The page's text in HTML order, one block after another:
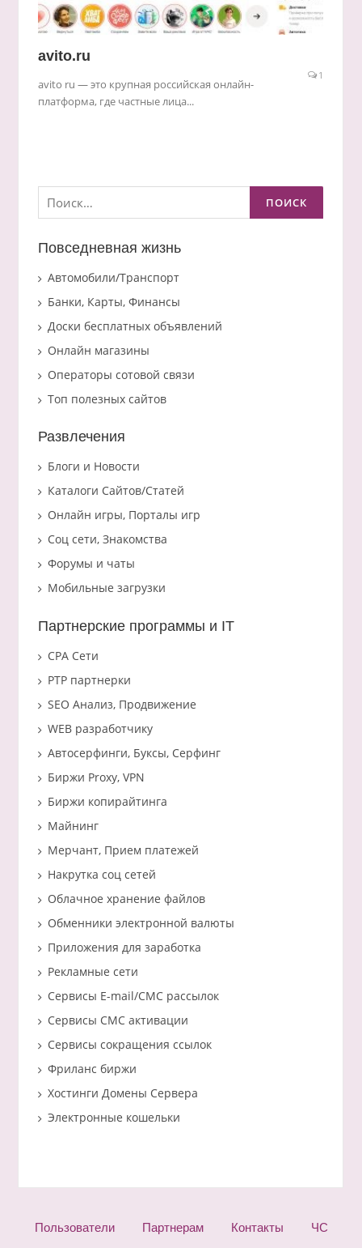
avito.ru
1
avito ru — это крупная российская онлайн-
платформа, где частные лица...
Найти:
Повседневная жизнь
Автомобили/Транспорт
Банки, Карты, Финансы
Доски бесплатных объявлений
Онлайн магазины
Операторы сотовой связи
Топ полезных сайтов
Развлечения
Блоги и Новости
Каталоги Сайтов/Статей
Онлайн игры, Порталы игр
Соц сети, Знакомства
Форумы и чаты
Мобильные загрузки
Партнерские программы и IT
CPA Сети
PTP партнерки
SEO Анализ, Продвижение
WEB разработчику
Автосерфинги, Буксы, Серфинг
Биржи Proxy, VPN
Биржи копирайтинга
Майнинг
Мерчант, Прием платежей
Накрутка соц сетей
Облачное хранение файлов
Обменники электронной валюты
Приложения для заработка
Рекламные сети
Сервисы E-mail/СМС рассылок
Сервисы СМС активации
Сервисы сокращения ссылок
Фриланс биржи
Хостинги Домены Сервера
Электронные кошельки
Пользователи Партнерам Контакты ЧС